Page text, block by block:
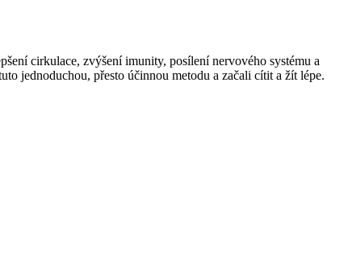
cirkulace, zvýšení imunity, posílení nervového systému a
jednoduchou, přesto účinnou metodu a začali cítit a žít lépe.